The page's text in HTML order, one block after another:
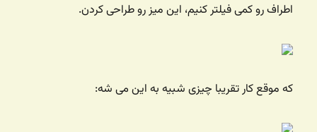
اطراف رو کمی فیلتر کنیم، این میز رو طراحی کردن.
که موقع کار تقریبا چیزی شبیه به این می شه: